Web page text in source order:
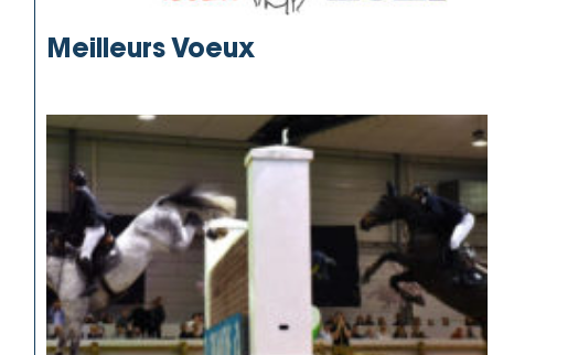
Meilleurs Voeux